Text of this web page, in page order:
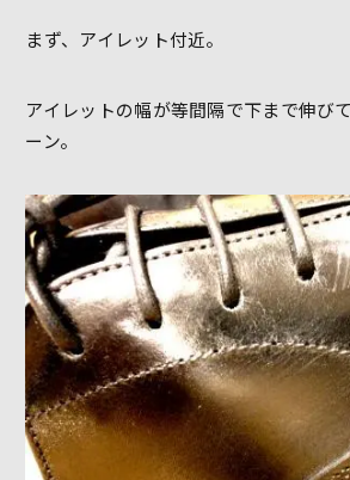
まず、アイレット付近。
アイレットの幅が等間隔で下まで伸び
ーン。